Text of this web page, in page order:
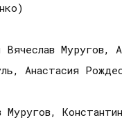
Вячеслав
Анастасия